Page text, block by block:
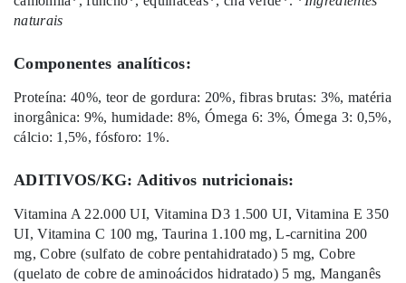
naturais
Componentes analíticos:
Proteína: 40%, teor de gordura: 20%, fibras brutas: 3%, matéria
inorgânica: 9%, humidade: 8%, Ómega 6: 3%, Ómega 3: 0,5%,
cálcio: 1,5%, fósforo: 1%.
ADITIVOS/KG: Aditivos nutricionais:
Vitamina A 22.000 UI, Vitamina D3 1.500 UI, Vitamina E 350
UI, Vitamina C 100 mg, Taurina 1.100 mg, L-carnitina 200
mg, Cobre (sulfato de cobre pentahidratado) 5 mg, Cobre
(quelato de cobre de aminoácidos hidratado) 5 mg, Manganês